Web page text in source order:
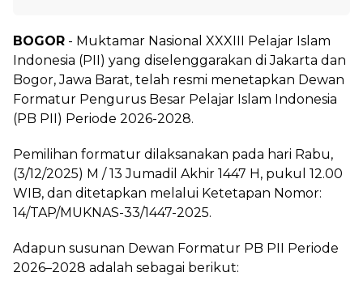
BOGOR - Muktamar Nasional XXXIII Pelajar Islam
Indonesia (PII) yang diselenggarakan di Jakarta dan
Bogor, Jawa Barat, telah resmi menetapkan Dewan
Formatur Pengurus Besar Pelajar Islam Indonesia
(PB PII) Periode 2026-2028.
Pemilihan formatur dilaksanakan pada hari Rabu,
(3/12/2025) M / 13 Jumadil Akhir 1447 H, pukul 12.00
WIB, dan ditetapkan melalui Ketetapan Nomor:
14/TAP/MUKNAS-33/1447-2025.
Adapun susunan Dewan Formatur PB PII Periode
2026–2028 adalah sebagai berikut: